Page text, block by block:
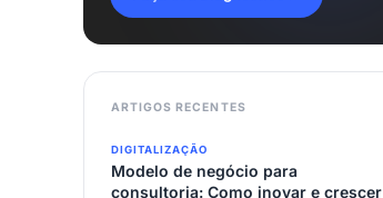
ARTIGOS RECENTES
DIGITALIZAÇÃO
Modelo de negócio para
consultoria: Como inovar e crescer